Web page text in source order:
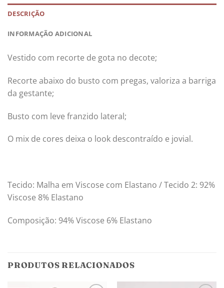
DESCRIÇÃO
INFORMAÇÃO ADICIONAL
Vestido com recorte de gota no decote;
Recorte abaixo do busto com pregas, valoriza a barriga
da gestante;
Busto com leve franzido lateral;
O mix de cores deixa o look descontraído e jovial.
Tecido: Malha em Viscose com Elastano / Tecido 2: 92%
Viscose 8% Elastano
Composição: 94% Viscose 6% Elastano
PRODUTOS RELACIONADOS